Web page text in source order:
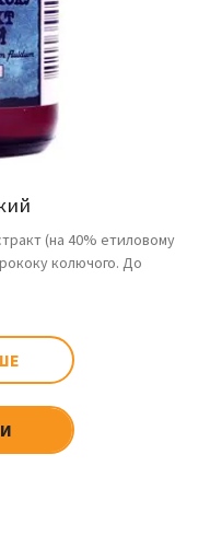
(на 40% етиловому
колючого. До